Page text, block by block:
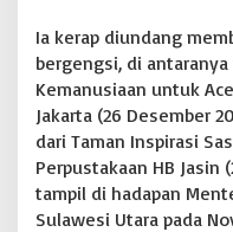
l
t
i
m
i
m
i
n
Ia kerap diundang
bergengsi, di
Kemanusiaan untuk
Jakarta (26 Desember
dari Taman Inspirasi
Perpustakaan HB Jasin
tampil di hadapan
Sulawesi Utara pada